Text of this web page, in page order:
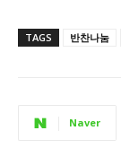
TAGS 반찬나눔
Naver